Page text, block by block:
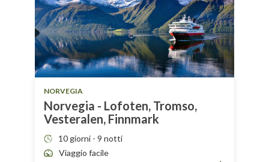
NORVEGIA
Norvegia - Lofoten, Tromso,
Vesteralen, Finnmark
10 giorni - 9 notti
Viaggio facile